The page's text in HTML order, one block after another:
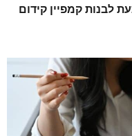
לבנות קמפיין קידום